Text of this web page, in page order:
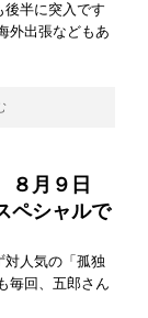
後半に突入です
外出張などもあ
８月９日
ペシャルで
対人気の「孤独
毎回、五郎さん